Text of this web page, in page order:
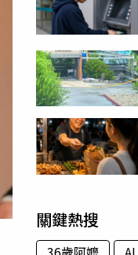
關鍵熱搜